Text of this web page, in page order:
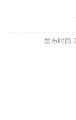
发布时间